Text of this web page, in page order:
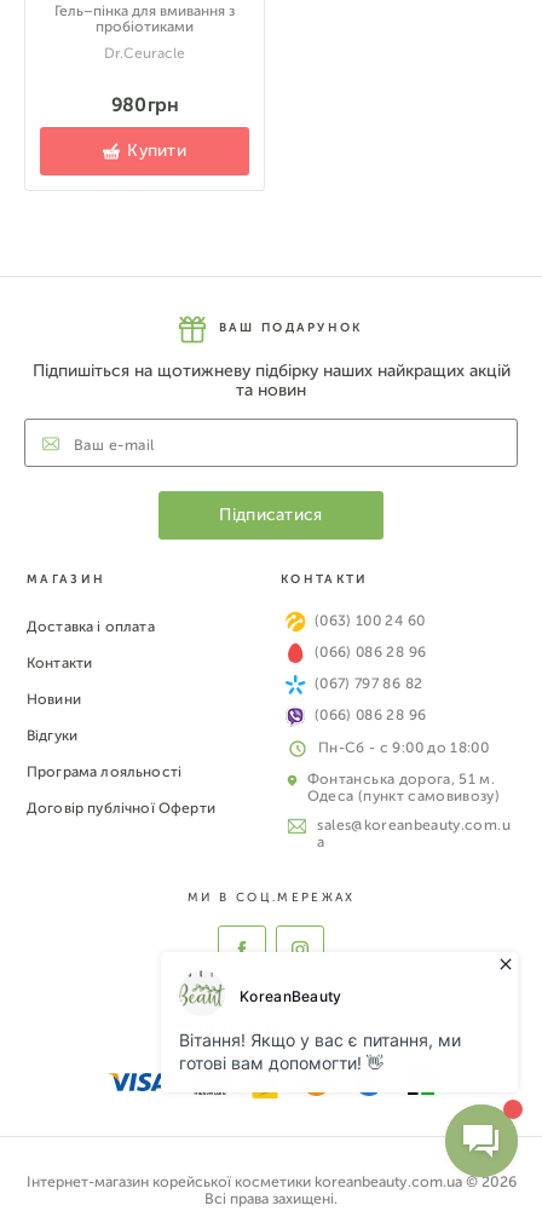
Гель–пінка для вмивання з
пробіотиками
Dr.Ceuracle
980 грн
Купити
ВАШ ПОДАРУНОК
Підпишіться на щотижневу підбірку наших найкращих акцій
та новин
МАГАЗИН
Доставка і оплата
Контакти
Новини
Відгуки
Програма лояльності
Договір публічної Оферти
КОНТАКТИ
(063) 100 24 60
(066) 086 28 96
(067) 797 86 82
(066) 086 28 96
Пн-Сб - с 9:00 до 18:00
Фонтанська дорога, 51 м.
Одеса (пункт самовивозу)
sales@koreanbeauty.com.u
a
МИ В СОЦ.МЕРЕЖАХ
ПРИЙМАЄМО ДО ОПЛАТИ:
Інтернет-магазин корейської косметики koreanbeauty.com.ua © 2026
Всі права захищені.